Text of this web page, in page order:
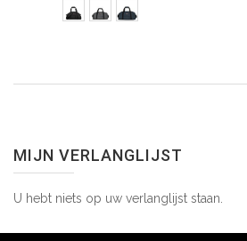
MIJN VERLANGLIJST
U hebt niets op uw verlanglijst staan.